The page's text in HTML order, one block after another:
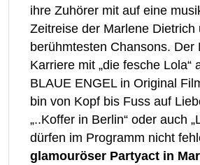
ihre Zuhörer mit auf eine
Zeitreise der Marlene Dietrich
berühmtesten Chansons. Der
Karriere mit „die fesche Lola“
BLAUE ENGEL in Original
bin von Kopf bis Fuss auf
„..Koffer in Berlin“ oder auch
dürfen im Programm nicht
glamouröser Partyact in